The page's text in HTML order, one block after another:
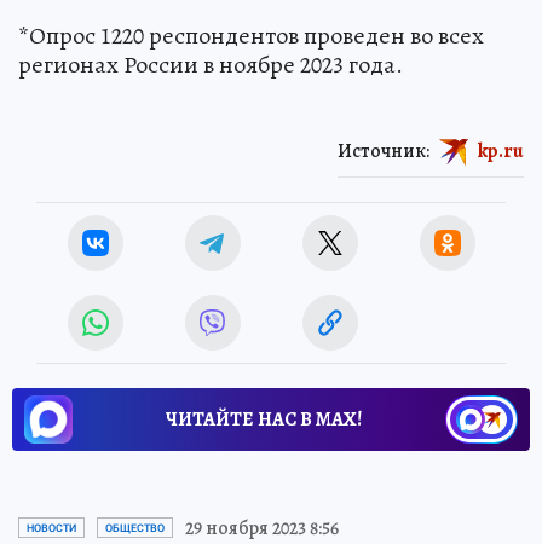
*Опрос 1220 респондентов проведен во всех
регионах России в ноябре 2023 года.
Источник: kp.ru
ЧИТАЙТЕ НАС В МАХ!
НОВОСТИ ОБЩЕСТВО 29 ноября 2023 8:56